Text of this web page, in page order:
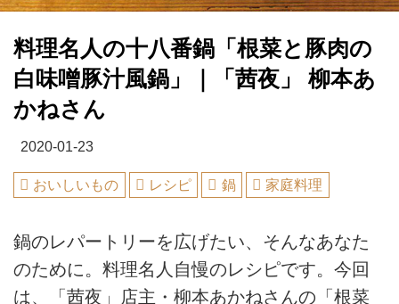
料理名人の十八番鍋「根菜と豚肉の
白味噌豚汁風鍋」｜「茜夜」 柳本あ
かねさん
2020-01-23
おいしいもの レシピ 鍋 家庭料理
鍋のレパートリーを広げたい、そんなあなた
のために。料理名人自慢のレシピです。今回
は、「茜夜」店主・柳本あかねさんの「根菜